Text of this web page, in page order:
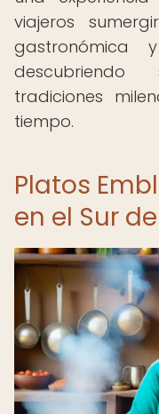
viajeros
tradiciones
tiempo.
Platos
en el Sur